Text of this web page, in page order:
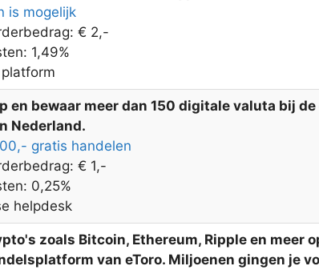
is mogelijk
€ 2,-
1,49%
en bewaar meer dan 150 digitale valuta bij
Nederland.
gratis handelen
€ 1,-
0,25%
helpdesk
zoals Bitcoin, Ethereum, Ripple en meer
van eToro. Miljoenen gingen je